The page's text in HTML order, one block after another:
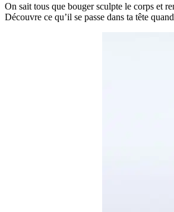
On sait tous que bouger sculpte le corps et
Découvre ce qu’il se passe dans ta tête